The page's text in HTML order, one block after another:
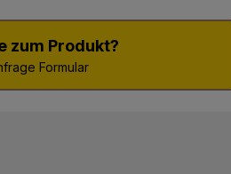
zum Produkt?
Formular